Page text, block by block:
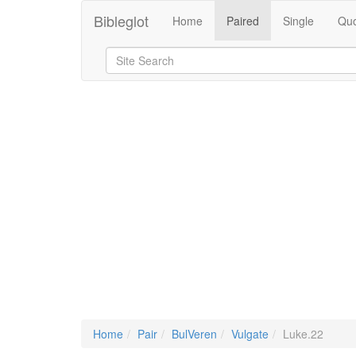
Bibleglot Home Paired Single
Home Pair BulVeren Vulgate Luke.22